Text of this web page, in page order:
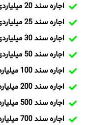
اجاره سند 20 میلیاردی در سورشجان
اجاره سند 25 میلیاردی در سورشجان
اجاره سند 30 میلیاردی در سورشجان
اجاره سند 50 میلیاردی در سورشجان
اجاره سند 100 میلیاردی در سورشجان
اجاره سند 200 میلیاردی در سورشجان
اجاره سند 500 میلیاردی در سورشجان
اجاره سند 700 میلیاردی در سورشجان